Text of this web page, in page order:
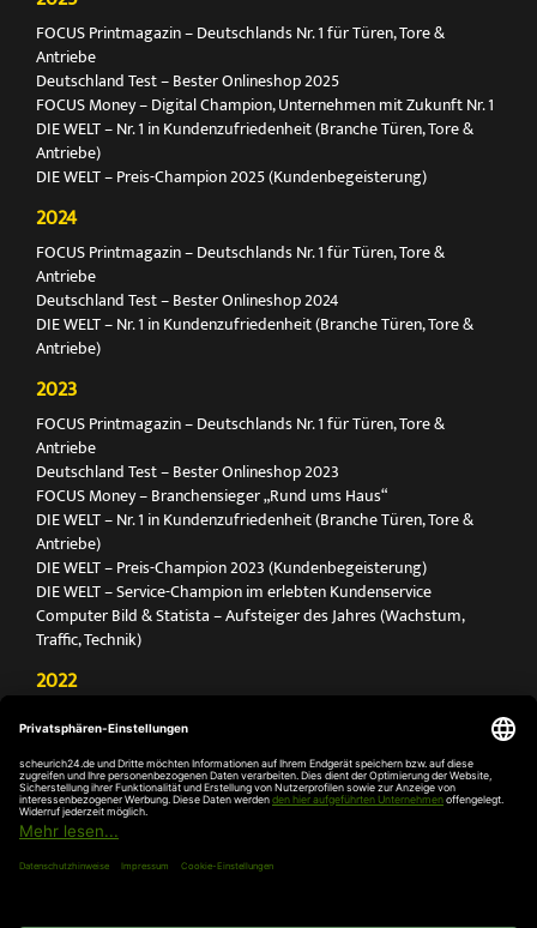
FOCUS Printmagazin – Deutschlands Nr. 1 für Türen, Tore &
Antriebe
Deutschland Test – Bester Onlineshop 2025
FOCUS Money – Digital Champion, Unternehmen mit Zukunft Nr. 1
DIE WELT – Nr. 1 in Kundenzufriedenheit (Branche Türen, Tore &
Antriebe)
DIE WELT – Preis-Champion 2025 (Kundenbegeisterung)
2024
FOCUS Printmagazin – Deutschlands Nr. 1 für Türen, Tore &
Antriebe
Deutschland Test – Bester Onlineshop 2024
DIE WELT – Nr. 1 in Kundenzufriedenheit (Branche Türen, Tore &
Antriebe)
2023
FOCUS Printmagazin – Deutschlands Nr. 1 für Türen, Tore &
Antriebe
Deutschland Test – Bester Onlineshop 2023
FOCUS Money – Branchensieger „Rund ums Haus“
DIE WELT – Nr. 1 in Kundenzufriedenheit (Branche Türen, Tore &
Antriebe)
DIE WELT – Preis-Champion 2023 (Kundenbegeisterung)
DIE WELT – Service-Champion im erlebten Kundenservice
Computer Bild & Statista – Aufsteiger des Jahres (Wachstum,
Traffic, Technik)
2022
Antriebe
Deutschland Test – Bester Onlineshop 2022
FOCUS Money – Branchensieger „Rund ums Haus“
DIE WELT – Service-Champion im erlebten Kundenservice
DIE WELT – Branchengewinner Gold-Rang (Türen, Tore & Antriebe)